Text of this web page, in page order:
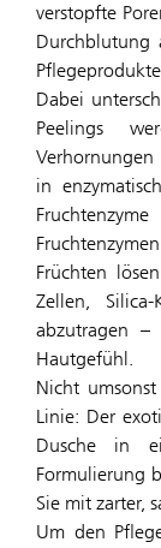
verstopfte
Durchblutung
Dabei
Peelings
in
Früchten
Zellen,
abzutragen –
Hautgefühl.
Nicht
Linie: Der
Dusche in
Formulierung
Sie mit zarter,
Um den